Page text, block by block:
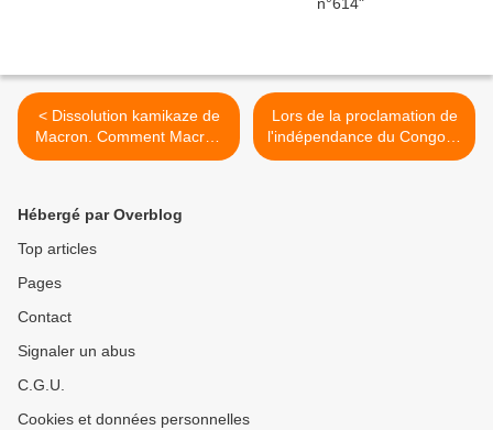
< Dissolution kamikaze de
Macron. Comment Macron
a amené l'extrême droite au
Lors de la proclamation de
l'indépendance du Congo le
30 juin 1960, le Premier
Hébergé par Overblog
Top articles
Pages
Contact
Signaler un abus
C.G.U.
Cookies et données personnelles